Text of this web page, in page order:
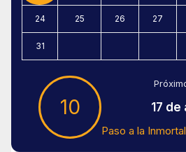
24 25 26 27
31
10 17
Paso a la